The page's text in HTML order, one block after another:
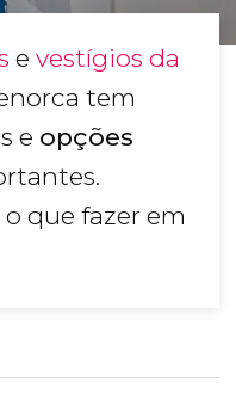
e vestígios da
tem
e opções
que fazer em